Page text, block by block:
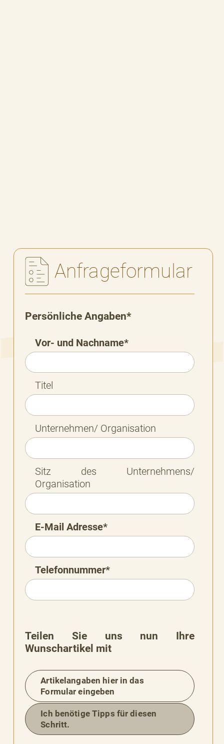
Anfrageformular
Persönliche Angaben*
Vor- und Nachname*
Titel
Unternehmen/ Organisation
Sitz des Unternehmens/
Organisation
E-Mail Adresse*
Telefonnummer*
Teilen Sie uns nun Ihre
Wunschartikel mit
Artikelangaben hier in das
Formular eingeben
Ich benötige Tipps für diesen
Schritt.